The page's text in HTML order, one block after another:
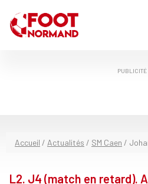
PUBLICITÉ
Accueil / Actualités / SM Caen /
L2. J4 (match en retard).